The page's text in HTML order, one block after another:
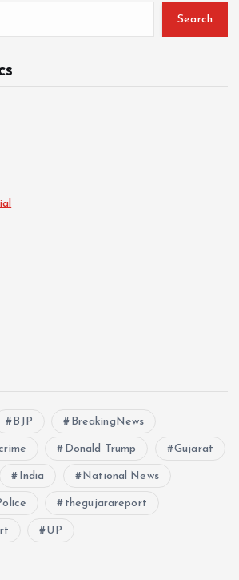
Search
BJP BreakingNews
Donald Trump Gujarat
India National News
thegujarareport
UP